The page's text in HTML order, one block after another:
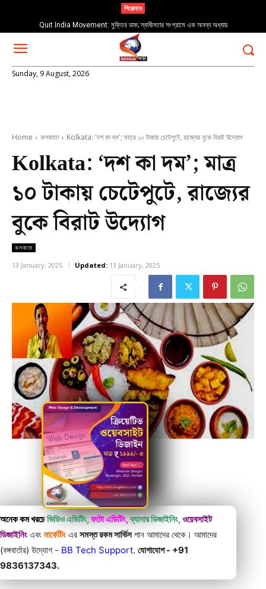
শিরোনাম
Quit India Movement: মুক্তির ডাক; স্বাধীনতার সংগ্রামে এক অনন্য অধ্যায়
Sunday, 9 August, 2026
Home কলকাতা Kolkata: 'দশ কা দম'; মাত্র ১০ টাকায় চেটেপুটে, রাজ্যের বুকে বিরাট উদ্যোগ
Kolkata: ‘দশ কা দম’; মাত্র
১০ টাকায় চেটেপুটে, রাজ্যের
বুকে বিরাট উদ্যোগ
কলকাতা
13 January, 2025 Updated: 13 January, 2025
অনেক কম খরচে ভিডিও এডিটিং,ফটো এডিটিং,ব্যানার ডিজাইনিং,ওয়েবসাইট
ডিজাইনিং এবং মার্কেটিং এর সমস্ত রকম সার্ভিসপান আমাদের থেকে। আমাদের
(বঙ্গবার্তার) উদ্যোগ - BB Tech Support. যোগাযোগ - +91
9836137343.